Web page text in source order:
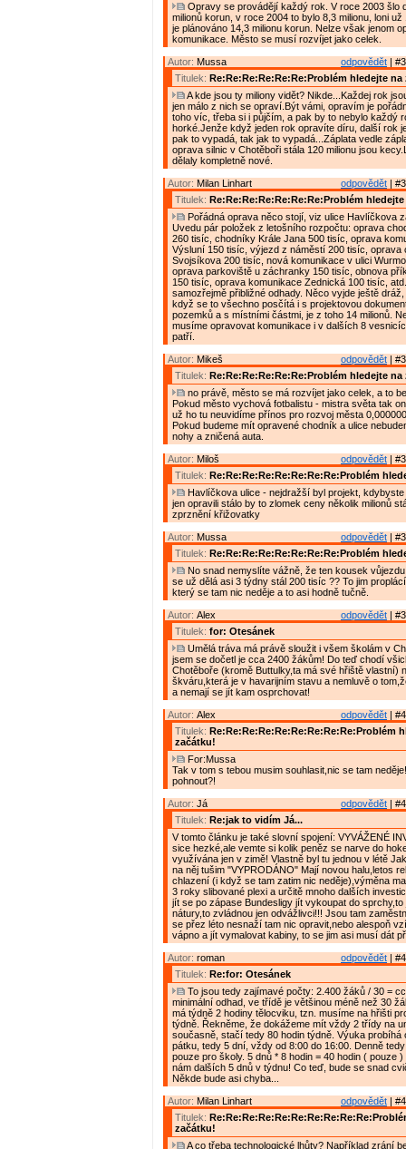
Opravy se provádějí každý rok. V roce 2003 šlo
milionů korun, v roce 2004 to bylo 8,3 milionu, loni už
je plánováno 14,3 milionu korun. Nelze však jenom
komunikace. Město se musí rozvíjet jako celek.
odpovědět |
Autor: Mussa
Titulek: Re:Re:Re:Re:Re:Re:Problém hledejte na
A kde jsou ty miliony vidět? Nikde...Každej rok
jen málo z nich se opraví.Být vámi, opravím je
toho víc, třeba si i půjčím, a pak by to nebylo každý
horké.Jenže když jeden rok opravíte díru, další rok
pak to vypadá, tak jak to vypadá...Záplata vedle
oprava silnic v Chotěboři stála 120 milionu jsou
dělaly kompletně nové.
odpovědět |
Autor: Milan Linhart
Titulek: Re:Re:Re:Re:Re:Re:Re:Problém
Pořádná oprava něco stojí, viz ulice Havlíčkova
Uvedu pár položek z letošního rozpočtu: oprava
260 tisíc, chodníky Krále Jana 500 tisíc, oprava
Výsluní 150 tisíc, výjezd z náměstí 200 tisíc, oprava
Svojsíkova 200 tisíc, nová komunikace v ulici
oprava parkoviště u záchranky 150 tisíc, obnova
150 tisíc, oprava komunikace Zednická 100 tisíc,
samozřejmě přibližné odhady. Něco vyjde ještě
když se to všechno posčítá i s projektovou
pozemků a s místními částmi, je z toho 14 milionů.
musíme opravovat komunikace i v dalších 8
patří.
odpovědět |
Autor: Mikeš
Titulek: Re:Re:Re:Re:Re:Re:Problém hledejte na
no právě, město se má rozvíjet jako celek, a to
Pokud město vychová fotbalistu - mistra světa tak
už ho tu neuvidíme přínos pro rozvoj města
Pokud budeme mít opravené chodník a ulice
nohy a zničená auta.
odpovědět |
Autor: Miloš
Titulek: Re:Re:Re:Re:Re:Re:Re:Re:Problém
Havlíčkova ulice - nejdražší byl projekt, kdybyste
jen opravili stálo by to zlomek ceny několik milionů
zprznění křižovatky
odpovědět |
Autor: Mussa
Titulek: Re:Re:Re:Re:Re:Re:Re:Re:Problém
No snad nemyslíte vážně, že ten kousek
se už dělá asi 3 týdny stál 200 tisíc ?? To jim
který se tam nic neděje a to asi hodně tučně.
odpovědět |
Autor: Alex
Titulek: for: Otesánek
Umělá tráva má právě sloužit i všem školám v
jsem se dočetl je cca 2400 žákům! Do teď chodí
Chotěboře (kromě Buttulky,ta má své hřiště vlastní)
škváru,která je v havarijním stavu a nemluvě o
a nemají se jít kam osprchovat!
odpovědět |
Autor: Alex
Titulek: Re:Re:Re:Re:Re:Re:Re:Re:Re:Problém
začátku!
For:Mussa
Tak v tom s tebou musim souhlasit,nic se tam
pohnout?!
odpovědět |
Autor: Já
Titulek: Re:jak to vidím Já...
V tomto článku je také slovní spojení: VYVÁŽENÉ
sice hezké,ale vemte si kolik peněz se narve do
využívána jen v zimě! Vlastně byl tu jednou v létě
na něj tušim "VYPRODÁNO" Mají novou halu,letos
chlazení (i když se tam zatim nic neděje),výměna
3 roky slibované plexi a určitě mnoho dalších
jít se po zápase Bundesligy jít vykoupat do sprchy,to
nátury,to zvládnou jen odvážlivci!!! Jsou tam
se přez léto nesnaží tam nic opravit,nebo alespoň
vápno a jít vymalovat kabiny, to se jim asi musí dát
odpovědět |
Autor: roman
Titulek: Re:for: Otesánek
To jsou tedy zajímavé počty: 2.400 žáků / 30 =
minimální odhad, ve třídě je většinou méně než 30
má týdně 2 hodiny tělocviku, tzn. musíme na hřišti
týdně. Řekněme, že dokážeme mít vždy 2 třídy na
současně, stačí tedy 80 hodin týdně. Výuka probíhá
pátku, tedy 5 dní, vždy od 8:00 do 16:00. Denně
pouze pro školy. 5 dnů * 8 hodin = 40 hodin ( pouze
nám dalších 5 dnů v týdnu! Co teď, bude se snad
Někde bude asi chyba...
odpovědět |
Autor: Milan Linhart
Titulek:
začátku!
A co třeba technologické lhůty? Například zrání